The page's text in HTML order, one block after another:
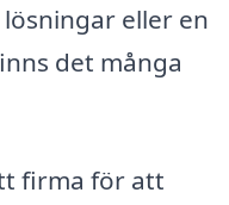
eller en
det många
firma för att